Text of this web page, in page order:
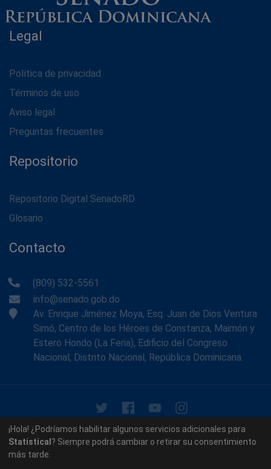
Legal
Política de privacidad
Términos de uso
Aviso legal
Preguntas frecuentes
Repositorio
Repositorio Digital SenadoRD
Glosario
Contacto
(809) 532-5561
info@senado.gob.do
Av. Enrique Jiménez Moya, Esq. Juan de Dios Ventura
Simó, Centro de los Héroes de Constanza, Maimón y
Estero Hondo (La Feria), Edificio del Congreso
Nacional, Distrito Nacional, República Dominicana.
© 2026 - Memoria Histórica del Senado de la República
Dominicana. Todos los derechos reservados.
¡Hola! ¿Podríamos habilitar algunos servicios adicionales para
Statistical ? Siempre podrá cambiar o retirar su consentimiento
más tarde.